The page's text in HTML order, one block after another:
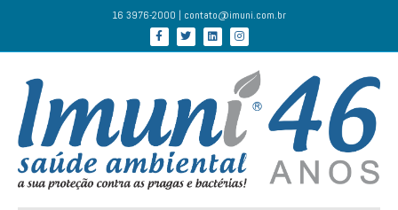
16 3976-2000 | contato@imuni.com.br
FacebookTwitterLinkedinInstagram